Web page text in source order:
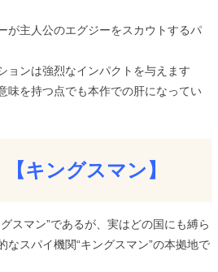
が主人公のエグジーをスカウトするパ
ョンは強烈なインパクトを与えます
味を持つ点でも本作での肝になってい
キングスマン】
スマン”であるが、実はどの国にも縛ら
なスパイ機関“キングスマン”の本拠地で